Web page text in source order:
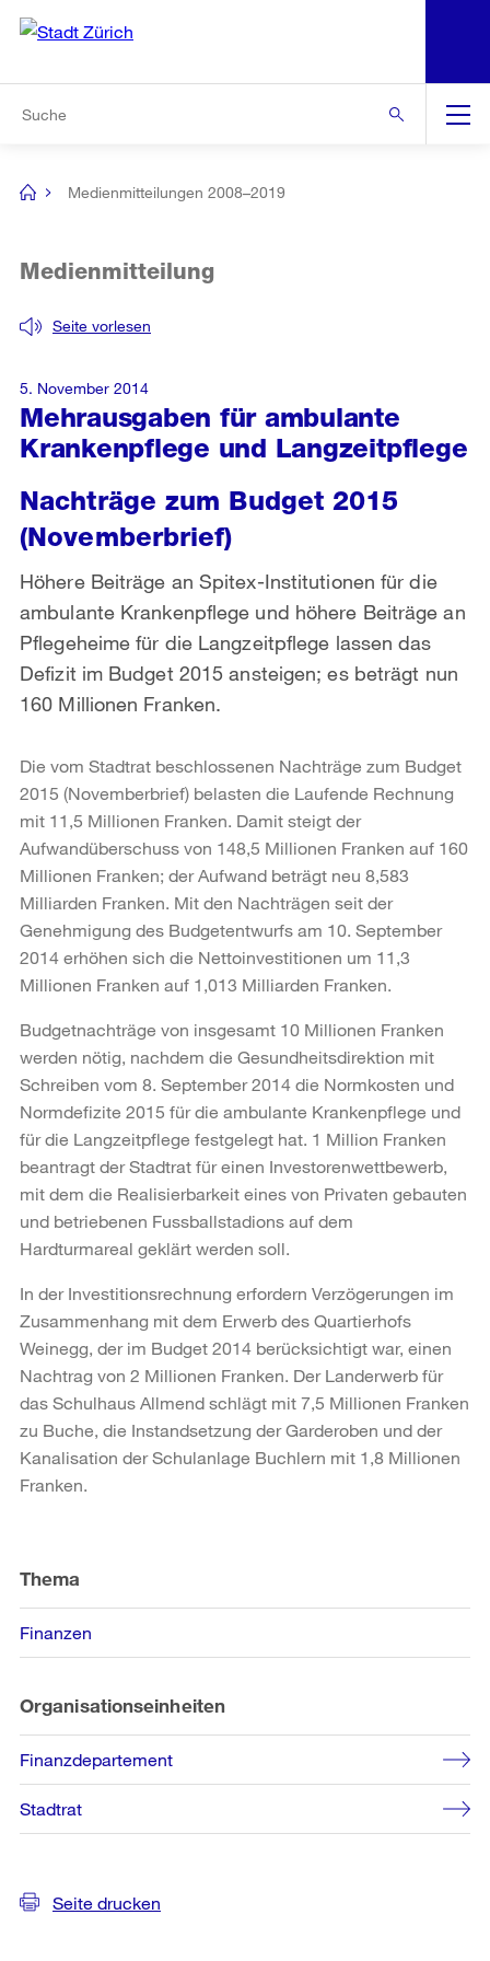
Navigation
[no
Medienmitteilungen 2008–2019
Mehrausgaben für ambulante
Krankenpflege und Langzeitpflege
Seite vorlesen
Medienmitteilung
Nachträge zum Budget 2015
(Novemberbrief)
Höhere Beiträge an Spitex-Institutionen für die
ambulante Krankenpflege und höhere Beiträge an
Pflegeheime für die Langzeitpflege lassen das
Defizit im Budget 2015 ansteigen; es beträgt nun
160 Millionen Franken.
5. November 2014
Die vom Stadtrat beschlossenen Nachträge zum Budget
2015 (Novemberbrief) belasten die Laufende Rechnung
mit 11,5 Millionen Franken. Damit steigt der
Aufwandüberschuss von 148,5 Millionen Franken auf 160
Millionen Franken; der Aufwand beträgt neu 8,583
Milliarden Franken. Mit den Nachträgen seit der
Genehmigung des Budgetentwurfs am 10. September
2014 erhöhen sich die Nettoinvestitionen um 11,3
Millionen Franken auf 1,013 Milliarden Franken.
Budgetnachträge von insgesamt 10 Millionen Franken
werden nötig, nachdem die Gesundheitsdirektion mit
Schreiben vom 8. September 2014 die Normkosten und
Normdefizite 2015 für die ambulante Krankenpflege und
für die Langzeitpflege festgelegt hat. 1 Million Franken
beantragt der Stadtrat für einen Investorenwettbewerb,
mit dem die Realisierbarkeit eines von Privaten gebauten
und betriebenen Fussballstadions auf dem
Hardturmareal geklärt werden soll.
In der Investitionsrechnung erfordern Verzögerungen im
Zusammenhang mit dem Erwerb des Quartierhofs
Weinegg, der im Budget 2014 berücksichtigt war, einen
Nachtrag von 2 Millionen Franken. Der Landerwerb für
das Schulhaus Allmend schlägt mit 7,5 Millionen Franken
zu Buche, die Instandsetzung der Garderoben und der
Kanalisation der Schulanlage Buchlern mit 1,8 Millionen
Franken.
Informationen
Thema
Finanzen
Organisationseinheiten
Finanzdepartement
Stadtrat
Seite drucken